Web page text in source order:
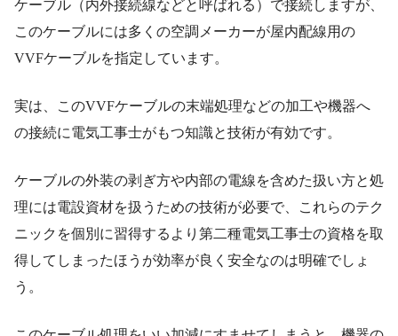
ケーブル（内外接続線などと呼ばれる）で接続しますが、
このケーブルには多くの空調メーカーが屋内配線用の
VVFケーブルを指定しています。
実は、このVVFケーブルの末端処理などの加工や機器へ
の接続に電気工事士がもつ知識と技術が有効です。
ケーブルの外装の剥ぎ方や内部の電線を含めた扱い方と処
理には電設資材を扱うための技術が必要で、これらのテク
ニックを個別に習得するより第二種電気工事士の資格を取
得してしまったほうが効率が良く安全なのは明確でしょ
う。